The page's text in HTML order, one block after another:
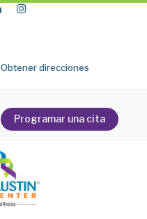
Obtener direcciones
Programar una cita